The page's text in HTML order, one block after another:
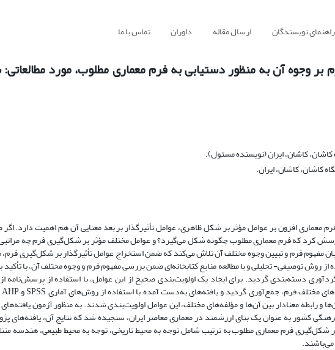
راهنمای نویسندگان ارسال مقاله داوران تماس با ما
بر وجوه آن به منظور دستیابی به فرم معماری مطلوب، مورد
کاشان، کاشان، ایران (نویسنده مسئول).
کاشان، کاشان، ایران.
معماری افزون بر عوامل مؤثر بر شکل ظاهری، عوامل تأثیرگذار بر بعد معنایی آن هم اهمیت دارد.
کرد که فرم معماری مطلوب چگونه شکل می‌گیرد؟ و عوامل مختلف مؤثر بر شکل‌گیری فرم چه مراتبی
فرم و تبیین وجوه مختلف آن تلاش می‌کند که ضمن استخراج عوامل تأثیرگذار بر شکل‌گیری فرم،
روش توصیفی- تحلیلی و با مطالعه منابع کتابخانه‌ای ضمن بررسی مفهوم فرم و وجوه مختلف آن، با تأکید
دسته‌بندی گردید. برای ایجاد یک اولویت‌بندی صحیح از این عوامل، با استفاده از پرسش‌نامه
معنادار بین آن‌ها و مؤلفه‌های مختلف، این عوامل اولویت‌بندی شدند. به منظور آزمون
کشور به عنوان یک بنای ارزشمند در معماری معاصر ایران، سنجیده شد که نتایج آن، یافته‌های
فرم معماری مطلوب به ترتیب شامل توجه به محیط تاریخی، توجه به محیط طبیعی، هندسه
می‌باشند.